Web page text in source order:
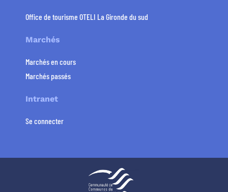
Office de tourisme OTELI La Gironde du sud
Marchés
Marchés en cours
Marchés passés
Intranet
Se connecter